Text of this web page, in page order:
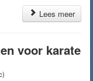
Lees meer
voor karate